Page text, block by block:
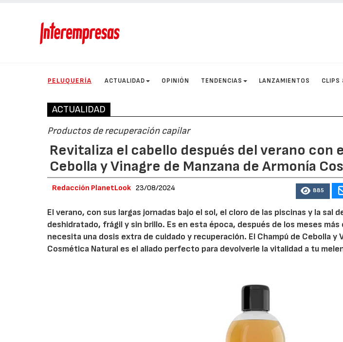
PELUQUERÍA ACTUALIDAD OPINIÓN TENDENCIAS LANZAMIENTOS CLIPS
ACTUALIDAD
Productos de recuperación capilar
Revitaliza el cabello después del verano con
Cebolla y Vinagre de Manzana de Armonía
Redacción PlanetLook 23/08/2024 885
El verano, con sus largas jornadas bajo el sol, el cloro de las piscinas y la sal
deshidratado, frágil y sin brillo. Es en esta época, después de los meses
necesita una dosis extra de cuidado y recuperación. El Champú de Cebolla y
Cosmética Natural es el aliado perfecto para devolverle la vitalidad a tu